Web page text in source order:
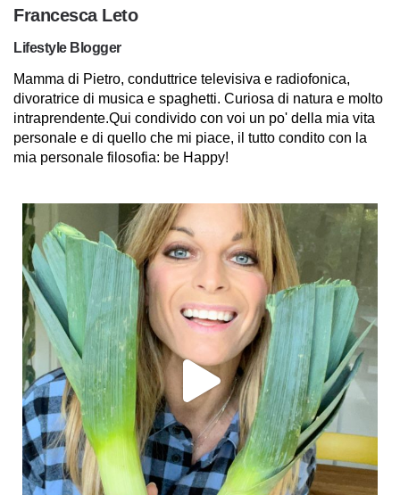
Francesca Leto
Lifestyle Blogger
Mamma di Pietro, conduttrice televisiva e radiofonica,
divoratrice di musica e spaghetti. Curiosa di natura e molto
intraprendente.Qui condivido con voi un po' della mia vita
personale e di quello che mi piace, il tutto condito con la
mia personale filosofia: be Happy!